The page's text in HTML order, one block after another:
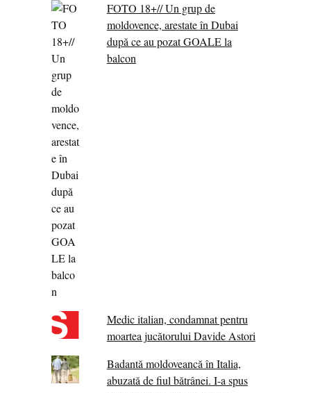
FOTO 18+// Un grup de
moldovence, arestate în Dubai
după ce au pozat GOALE la
balcon
Medic italian, condamnat pentru
moartea jucătorului Davide Astori
Badantă moldoveancă în Italia,
abuzată de fiul bătrânei. I-a spus